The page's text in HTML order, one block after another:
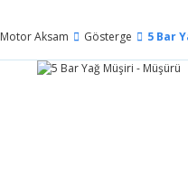
Motor Aksam Gösterge 5 Bar